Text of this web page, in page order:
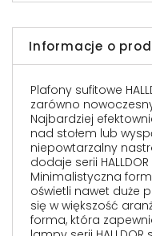
Informacje o
Plafony sufitowe
zarówno
Najbardziej
nad stołem lub
niepowtarzalny
dodaje serii
Minimalistyczna
oświetli nawet duże
się w większość
forma, która